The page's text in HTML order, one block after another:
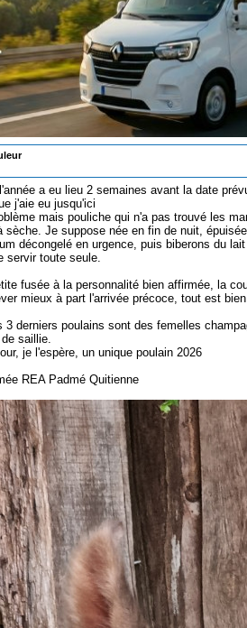
a eu lieu 2 semaines avant la date
j'aie eu jusqu'ici
mais pouliche qui n'a pas trouvé les
Je suppose née en fin de nuit,
décongelé en urgence, puis biberons du
servir toute seule.
fusée à la personnalité bien affirmée, la
mieux à part l'arrivée précoce, tout est
derniers poulains sont des femelles
saillie.
je l'espère, un unique poulain 2026
REA Padmé Quitienne